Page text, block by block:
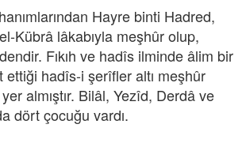
Hayre binti Hadred,
Kübrâ lâkabıyla meşhûr olup,
Fıkıh ve hadîs ilminde âlim bir
ettiği hadîs-i şerîfler altı meşhûr
almıştır. Bilâl, Yezîd, Derdâ ve
dört çocuğu vardı.